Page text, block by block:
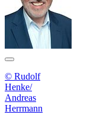
© Rudolf
Henke/
Andreas
Herrmann